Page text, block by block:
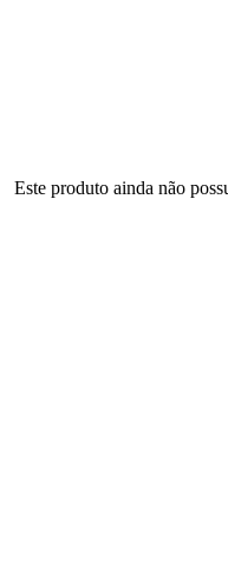
Este produto ainda não